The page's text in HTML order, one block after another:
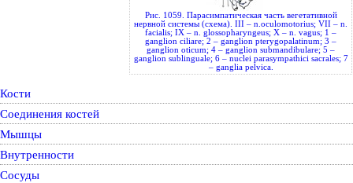
Рис. 1059. Парасимпатическая часть вегетативной
нервной системы (схема). III – n.oculomotorius; VII – n.
facialis; IX – n. glossopharyngeus; X – n. vagus; 1 –
ganglion ciliare; 2 – ganglion pterygopalatinum; 3 –
ganglion oticum; 4 – ganglion submandibulare; 5 –
ganglion sublinguale; 6 – nuclei parasympathici sacrales; 7
– ganglia pelvica.
Кости
Соединения костей
Мышцы
Внутренности
Сосуды